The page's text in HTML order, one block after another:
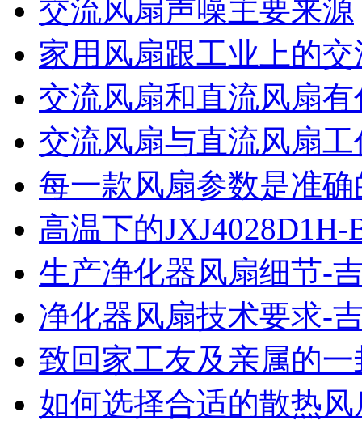
交流风扇声噪主要来源
家用风扇跟工业上的
交流风扇和直流风扇
交流风扇与直流风扇
每一款风扇参数是准
高温下的JXJ4028D1H-
生产净化器风扇细节-
净化器风扇技术要求-
致回家工友及亲属的
如何选择合适的散热